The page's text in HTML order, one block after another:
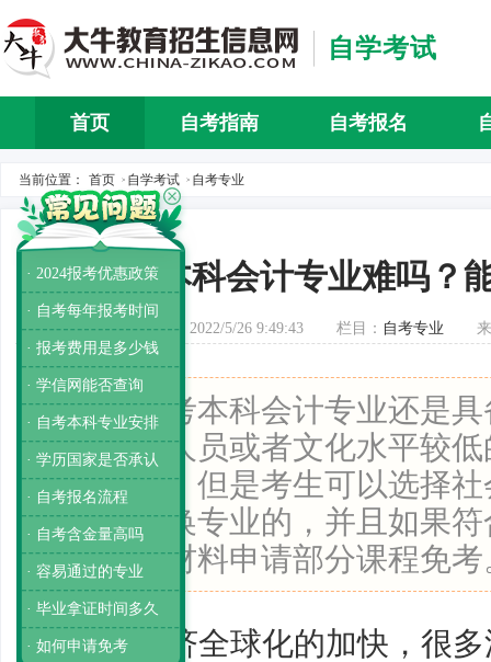
自学考试
首页 自考指南 自考报名
当前位置： 首页 > 自学考试 > 自考专业
自考本科会计专业难吗？
发布时间：2022/5/26 9:49:43 栏目： 自考专业
导读：自考本科会计专业还是
对于在职人员或者文化水平较
率比较低，但是考生可以选择
科是可以换专业的，并且如果
提交相关材料申请部分课程免考
随着经济全球化的加快，很
· 2024报考优惠政策
· 自考每年报考时间
· 报考费用是多少钱
· 学信网能否查询
· 自考本科专业安排
· 学历国家是否承认
· 自考报名流程
· 自考含金量高吗
· 容易通过的专业
· 毕业拿证时间多久
· 如何申请免考